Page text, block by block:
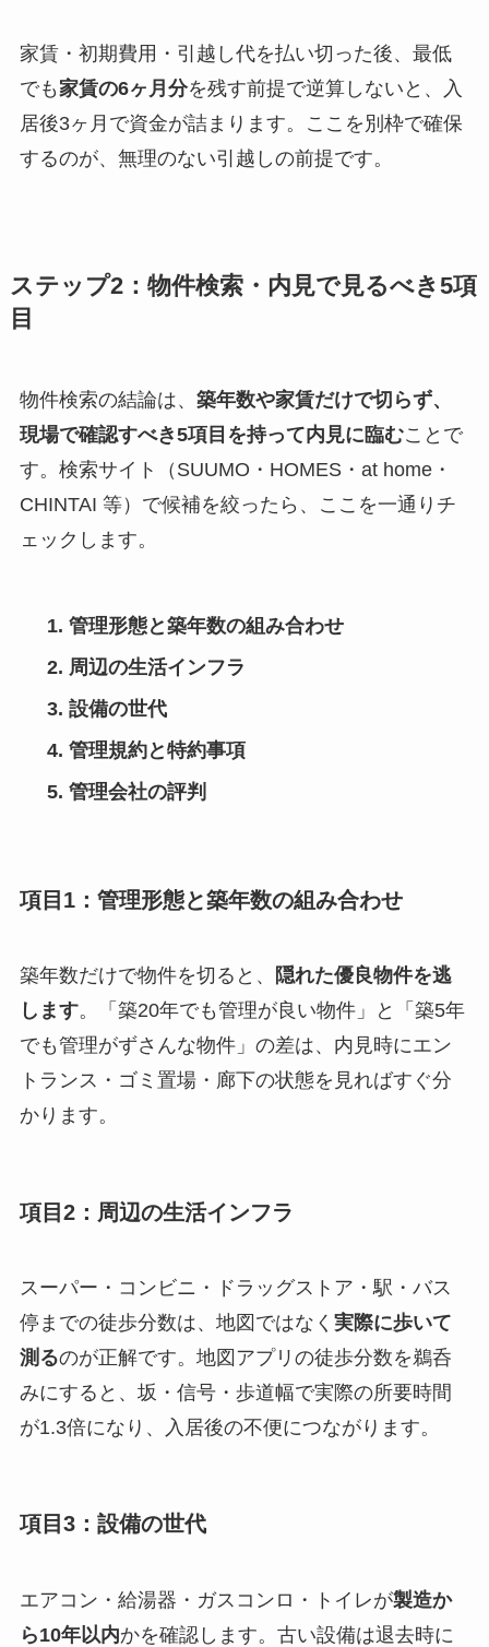
家賃・初期費用・引越し代を払い切った後、最低
でも家賃の6ヶ月分を残す前提で逆算しないと、入
居後3ヶ月で資金が詰まります。ここを別枠で確保
するのが、無理のない引越しの前提です。
ステップ2：物件検索・内見で見るべき5項
目
物件検索の結論は、 築年数や家賃だけで切らず、
現場で確認すべき5項目を持って内見に臨むことで
す。検索サイト（SUUMO・HOMES・at home・
CHINTAI 等）で候補を絞ったら、ここを一通りチ
ェックします。
管理形態と築年数の組み合わせ
周辺の生活インフラ
設備の世代
管理規約と特約事項
管理会社の評判
項目1：管理形態と築年数の組み合わせ
築年数だけで物件を切ると、
隠れた優良物件を逃
します。「築20年でも管理が良い物件」と「築5年
でも管理がずさんな物件」の差は、内見時にエン
トランス・ゴミ置場・廊下の状態を見ればすぐ分
かります。
項目2：周辺の生活インフラ
スーパー・コンビニ・ドラッグストア・駅・バス
停までの徒歩分数は、地図ではなく 実際に歩いて
測るのが正解です。地図アプリの徒歩分数を鵜呑
みにすると、坂・信号・歩道幅で実際の所要時間
が1.3倍になり、入居後の不便につながります。
項目3：設備の世代
エアコン・給湯器・ガスコンロ・トイレが製造か
ら10年以内かを確認します。古い設備は退去時に